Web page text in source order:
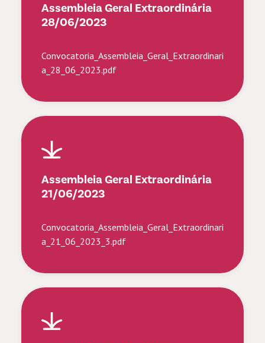
Assembleia Geral Extraordinária
28/06/2023
Convocatoria_Assembleia_Geral_Extraordinari
a_28_06_2023.pdf
Assembleia Geral Extraordinária
21/06/2023
Convocatoria_Assembleia_Geral_Extraordinari
a_21_06_2023_3.pdf